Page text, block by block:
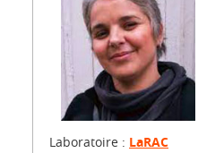
Laboratoire : LaRAC